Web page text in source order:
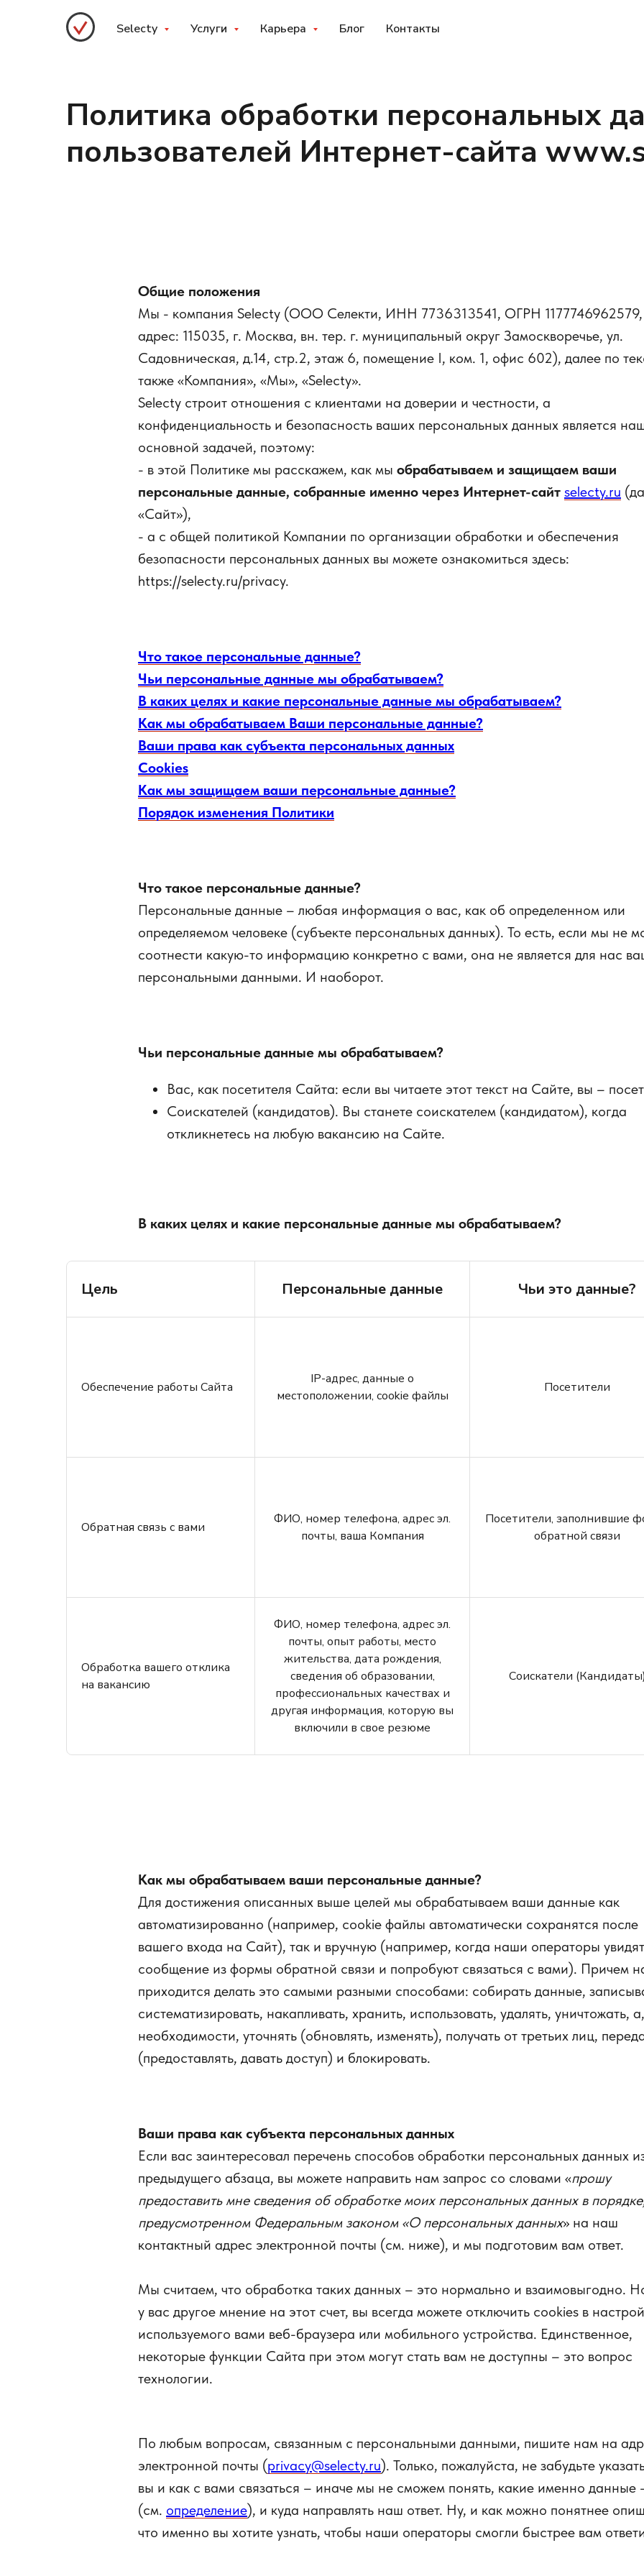
Selecty Услуги Карьера Блог Контакты
Политика обработки персональных
пользователей Интернет-сайта
Общие положения
Мы - компания Selecty (ООО Селекти, ИНН 7736313541, ОГРН 1177746962579,
адрес: 115035, г. Москва, вн. тер. г. муниципальный округ Замоскворечье, ул.
Садовническая, д.14, стр.2, этаж 6, помещение I, ком. 1, офис 602), далее по
также «Компания», «Мы», «Selecty».
Selecty строит отношения с клиентами на доверии и честности, а
конфиденциальность и безопасность ваших персональных данных является
основной задачей, поэтому:
- в этой Политике мы расскажем, как мы обрабатываем и защищаем ваши
персональные данные, собранные именно через Интернет-сайт selecty.ru
«Сайт»),
- а с общей политикой Компании по организации обработки и обеспечения
безопасности персональных данных вы можете ознакомиться здесь:
https://selecty.ru/privacy.
Что такое персональные данные?
Чьи персональные данные мы обрабатываем?
В каких целях и какие персональные данные мы обрабатываем?
Как мы обрабатываем Ваши персональные данные?
Ваши права как субъекта персональных данных
Cookies
Как мы защищаем ваши персональные данные?
Порядок изменения Политики
Что такое персональные данные?
Персональные данные – любая информация о вас, как об определенном или
определяемом человеке (субъекте персональных данных). То есть, если мы не
соотнести какую-то информацию конкретно с вами, она не является для нас
персональными данными. И наоборот.
Чьи персональные данные мы обрабатываем?
Вас, как посетителя Сайта: если вы читаете этот текст на Сайте, вы –
Соискателей (кандидатов). Вы станете соискателем (кандидатом), когда
откликнетесь на любую вакансию на Сайте.
В каких целях и какие персональные данные мы обрабатываем?
Цель Персональные данные Чьи это данные?
Обеспечение работы Сайта
IP-адрес, данные о
местоположении, cookie файлы
Посетители
Обратная связь с вами
ФИО, номер телефона, адрес эл.
почты, ваша Компания
Посетители, заполнившие
обратной связи
Обработка вашего отклика
на вакансию
ФИО, номер телефона, адрес эл.
почты, опыт работы, место
жительства, дата рождения,
сведения об образовании,
профессиональных качествах и
другая информация, которую вы
включили в свое резюме
Соискатели (Кандидаты)
Как мы обрабатываем ваши персональные данные?
Для достижения описанных выше целей мы обрабатываем ваши данные как
автоматизированно (например, cookie файлы автоматически сохранятся после
вашего входа на Сайт), так и вручную (например, когда наши операторы
сообщение из формы обратной связи и попробуют связаться с вами). Причем
приходится делать это самыми разными способами: собирать данные,
систематизировать, накапливать, хранить, использовать, удалять, уничтожать,
необходимости, уточнять (обновлять, изменять), получать от третьих лиц,
(предоставлять, давать доступ) и блокировать.
Ваши права как субъекта персональных данных
Если вас заинтересовал перечень способов обработки персональных данных
предыдущего абзаца, вы можете направить нам запрос со словами «прошу
предоставить мне сведения об обработке моих персональных данных в
предусмотренном Федеральным законом «О персональных данных» на наш
контактный адрес электронной почты (см. ниже), и мы подготовим вам ответ.
Мы считаем, что обработка таких данных – это нормально и взаимовыгодно.
у вас другое мнение на этот счет, вы всегда можете отключить cookies в
используемого вами веб-браузера или мобильного устройства. Единственное,
некоторые функции Сайта при этом могут стать вам не доступны – это вопрос
технологии.
По любым вопросам, связанным с персональными данными, пишите нам на
электронной почты (privacy@selecty.ru). Только, пожалуйста, не забудьте
вы и как с вами связаться – иначе мы не сможем понять, какие именно данные
(см. определение), и куда направлять наш ответ. Ну, и как можно понятнее
что именно вы хотите узнать, чтобы наши операторы смогли быстрее вам